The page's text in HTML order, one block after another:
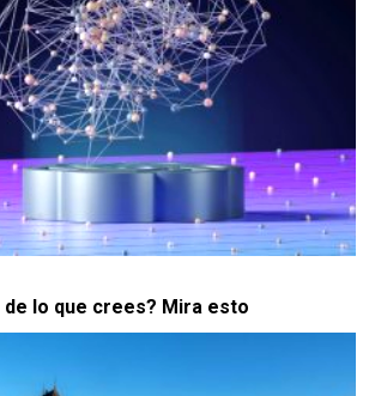
lo que crees? Mira esto